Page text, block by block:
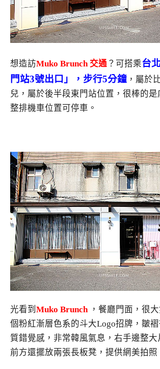
想造訪Muko Brunch 交通 ？可搭乘台
門站3號出口」，步行5分鐘 ，屬於
兒，屬於後半段東門站位置，很棒的
整排機車位置可停車 。
光看到 Muko Brunch ，餐廳門面，很
個粉紅漸層色系的斗大Logo招牌，皺
質錯覺感，非常韓風氣息，右手邊整大
前方還擺放兩張長板凳，提供網美拍照